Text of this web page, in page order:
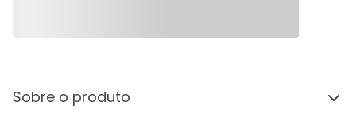
Sobre o produto